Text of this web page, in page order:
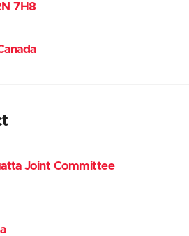
7H8
Joint Committee